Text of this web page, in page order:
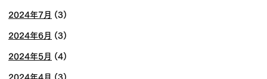
2024年7月 (3)
2024年6月 (3)
2024年5月 (4)
2024年4月 (3)